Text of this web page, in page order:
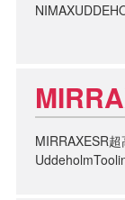
MIRRAXESR